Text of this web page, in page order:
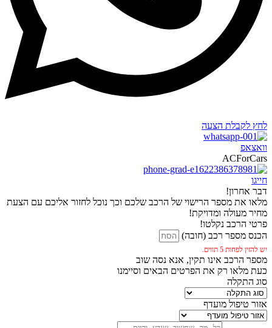
לחץ לקבלת הצעה
וואצאפ
ACForCars
חייגו
דבר אחרון!
מלאו את מספר הרישוי של הרכב שלכם וכך נוכל לחזור אליכם עם הצעת
מחיר מעולה ומדויקת!
פרטי הרכב נקלטו!
הכנס מספר רכב (חובה)
יש להזין לפחות 5 תווים.
מספר הרכב אינו תקין, אנא נסה שוב
כעת מלאו רק את הפרטים הבאים וסיימנו
סוג התקלה
אזור טיפול מועדף